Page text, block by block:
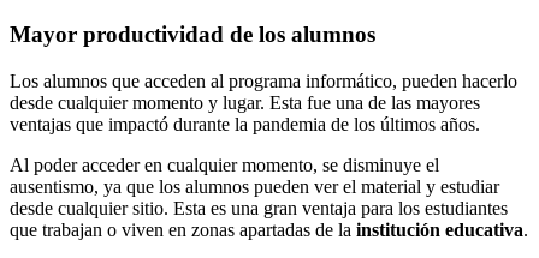
Mayor productividad de los alumnos
Los alumnos que acceden al programa informático, pueden hacerlo
desde cualquier momento y lugar. Esta fue una de las mayores
ventajas que impactó durante la pandemia de los últimos años.
Al poder acceder en cualquier momento, se disminuye el
ausentismo, ya que los alumnos pueden ver el material y estudiar
desde cualquier sitio. Esta es una gran ventaja para los estudiantes
que trabajan o viven en zonas apartadas de la institución educativa.